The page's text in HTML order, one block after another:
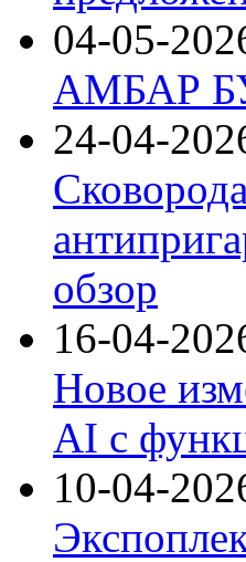
04-05-
АМБАР
24-04-
обзор
16-04-
Новое
AI с
10-04-